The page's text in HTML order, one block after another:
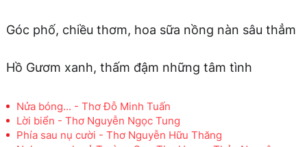
Góc phố, chiều thơm, hoa sữa nồng nàn sâu thẳm
Hồ Gươm xanh, thấm đậm những tâm tình
Nửa bóng... - Thơ Đỗ Minh Tuấn
Lời biển - Thơ Nguyễn Ngọc Tung
Phía sau nụ cười - Thơ Nguyễn Hữu Thăng